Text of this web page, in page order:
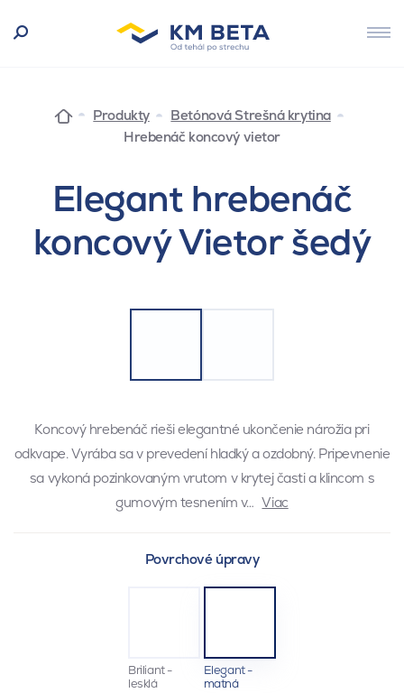
Produkty
Betónová Strešná krytina
Hrebenáč koncový vietor
Elegant hrebenáč
koncový Vietor šedý
Koncový hrebenáč rieši elegantné ukončenie nárožia pri
odkvape. Vyrába sa v prevedení hladký a ozdobný. Pripevnenie
sa vykoná pozinkovaným vrutom v krytej časti a klincom s
gumovým tesnením v… Viac
Povrchové úpravy
Briliant -
lesklá
Elegant -
matná